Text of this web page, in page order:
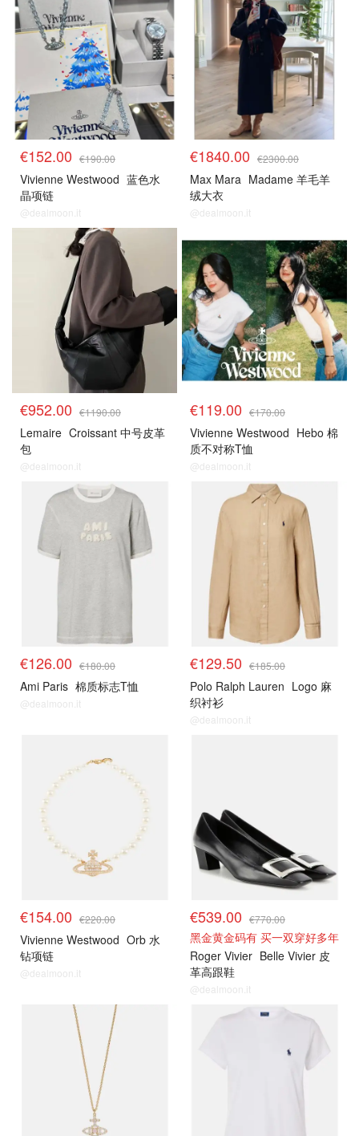
€152.00 €190.00
Vivienne Westwood 蓝色水
晶项链
@dealmoon.it
€1840.00 €2300.00
Max Mara Madame 羊毛羊
绒大衣
@dealmoon.it
€952.00 €1190.00
Lemaire Croissant 中号皮革
包
@dealmoon.it
€119.00 €170.00
Vivienne Westwood Hebo 棉
质不对称T恤
@dealmoon.it
€126.00 €180.00
Ami Paris 棉质标志T恤
@dealmoon.it
€129.50 €185.00
Polo Ralph Lauren Logo 麻
织衬衫
@dealmoon.it
€154.00 €220.00
Vivienne Westwood Orb 水
钻项链
@dealmoon.it
€539.00 €770.00
黑金黄金码有 买一双穿好多年
Roger Vivier Belle Vivier 皮
革高跟鞋
@dealmoon.it